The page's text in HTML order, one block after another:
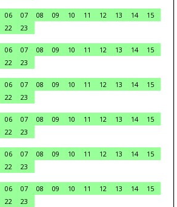
06 07 08 09 10 11 12 13 14
15
22
23
06 07 08 09 10 11 12 13 14
15
22
23
06 07 08 09 10 11 12 13 14
15
22
23
06 07 08 09 10 11 12 13 14
15
22
23
06 07 08 09 10 11 12 13 14
15
22
23
06 07 08 09 10 11 12 13 14
15
22
23